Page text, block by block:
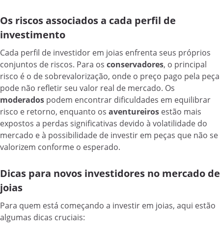
Os riscos associados a cada perfil de
investimento
Cada perfil de investidor em joias enfrenta seus próprios
conjuntos de riscos. Para os conservadores, o principal
risco é o de sobrevalorização, onde o preço pago pela peça
pode não refletir seu valor real de mercado. Os
moderados podem encontrar dificuldades em equilibrar
risco e retorno, enquanto os aventureiros estão mais
expostos a perdas significativas devido à volatilidade do
mercado e à possibilidade de investir em peças que não se
valorizem conforme o esperado.
Dicas para novos investidores no mercado de
joias
Para quem está começando a investir em joias, aqui estão
algumas dicas cruciais: